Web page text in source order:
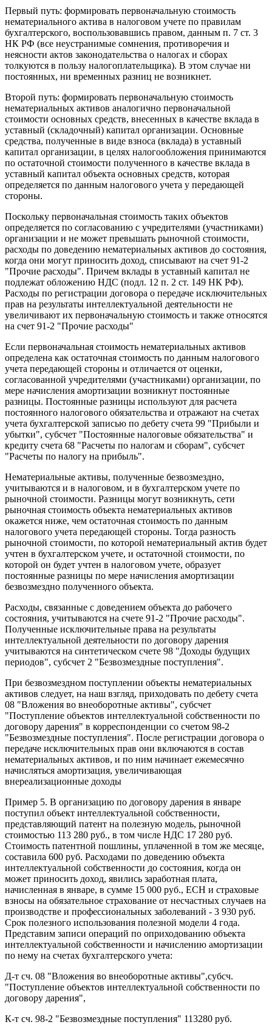
Первый путь: формировать первоначальную стоимость
нематериального актива в налоговом учете по правилам
бухгалтерского, воспользовавшись правом, данным п. 7 ст. 3
НК РФ (все неустранимые сомнения, противоречия и
неясности актов законодательства о налогах и сборах
толкуются в пользу налогоплательщика). В этом случае ни
постоянных, ни временных разниц не возникнет.
Второй путь: формировать первоначальную стоимость
нематериальных активов аналогично первоначальной
стоимости основных средств, внесенных в качестве вклада в
уставный (складочный) капитал организации. Основные
средства, полученные в виде взноса (вклада) в уставный
капитал организации, в целях налогообложения принимаются
по остаточной стоимости полученного в качестве вклада в
уставный капитал объекта основных средств, которая
определяется по данным налогового учета у передающей
стороны.
Поскольку первоначальная стоимость таких объектов
определяется по согласованию с учредителями (участниками)
организации и не может превышать рыночной стоимости,
расходы по доведению нематериальных активов до состояния,
когда они могут приносить доход, списывают на счет 91-2
"Прочие расходы". Причем вклады в уставный капитал не
подлежат обложению НДС (подл. 12 п. 2 ст. 149 НК РФ).
Расходы по регистрации договора о передаче исключительных
прав на результаты интеллектуальной деятельности не
увеличивают их первоначальную стоимость и также относятся
на счет 91-2 "Прочие расходы"
Если первоначальная стоимость нематериальных активов
определена как остаточная стоимость по данным налогового
учета передающей стороны и отличается от оценки,
согласованной учредителями (участниками) организации, по
мере начисления амортизации возникнут постоянные
разницы. Постоянные разницы используют для расчета
постоянного налогового обязательства и отражают на счетах
учета бухгалтерской записью по дебету счета 99 "Прибыли и
убытки", субсчет "Постоянные налоговые обязательства" и
кредиту счета 68 "Расчеты по налогам и сборам", субсчет
"Расчеты по налогу на прибыль".
Нематериальные активы, полученные безвозмездно,
учитываются и в налоговом, и в бухгалтерском учете по
рыночной стоимости. Разницы могут возникнуть, сети
рыночная стоимость объекта нематериальных активов
окажется ниже, чем остаточная стоимость по данным
налогового учета передающей стороны. Тогда разность
рыночной стоимости, по которой нематериальный актив будет
учтен в бухгалтерском учете, и остаточной стоимости, по
которой он будет учтен в налоговом учете, образует
постоянные разницы по мере начисления амортизации
безвозмездно полученного объекта.
Расходы, связанные с доведением объекта до рабочего
состояния, учитываются на счете 91-2 "Прочие расходы".
Полученные исключительные права на результаты
интеллектуальной деятельности по договору дарения
учитываются на синтетическом счете 98 "Доходы будущих
периодов", субсчет 2 "Безвозмездные поступления".
При безвозмездном поступлении объекты нематериальных
активов следует, на наш взгляд, приходовать по дебету счета
08 "Вложения во внеоборотные активы", субсчет
"Поступление объектов интеллектуальной собственности по
договору дарения" в корреспонденции со счетом 98-2
"Безвозмездные поступления". После регистрации договора о
передаче исключительных прав они включаются в состав
нематериальных активов, и по ним начинает ежемесячно
начисляться амортизация, увеличивающая
внереализационные доходы
Пример 5. В организацию по договору дарения в январе
поступил объект интеллектуальной собственности,
представляющий патент на полезную модель, рыночной
стоимостью 113 280 руб., в том числе НДС 17 280 руб.
Стоимость патентной пошлины, уплаченной в том же месяце,
составила 600 руб. Расходами по доведению объекта
интеллектуальной собственности до состояния, когда он
может приносить доход, явились заработная плата,
начисленная в январе, в сумме 15 000 руб., ЕСН и страховые
взносы на обязательное страхование от несчастных случаев на
производстве и профессиональных заболеваний - 3 930 руб.
Срок полезного использования полезной модели 4 года.
Представим записи операций по оприходованию объекта
интеллектуальной собственности и начислению амортизации
по нему на счетах бухгалтерского учета:
Д-т сч. 08 "Вложения во внеоборотные активы",субсч.
"Поступление объектов интеллектуальной собственности по
договору дарения",
К-т сч. 98-2 "Безвозмездные поступления" 113280 руб.